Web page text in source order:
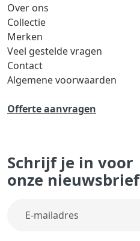
Over ons
Collectie
Merken
Veel gestelde vragen
Contact
Algemene voorwaarden
Offerte aanvragen
Schrijf je in voor
onze nieuwsbrief